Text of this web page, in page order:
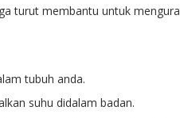
turut membantu untuk
tubuh anda.
suhu didalam badan.